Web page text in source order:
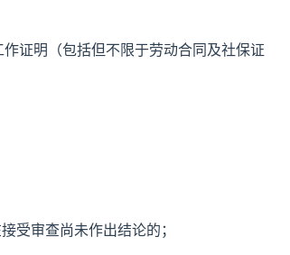
证明（包括但不限于劳动合同及社保证
受审查尚未作出结论的；